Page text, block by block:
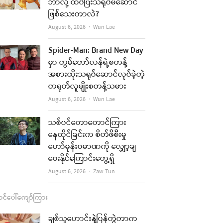
k
a
m
b
e
ဖြစ်သေးတာလဲ?
August 6, 2026 Author
Wun Lae
Spider-Man: Brand New Day
မှာ တွမ်ဟော်လန်ရဲ့စတန့်
အစားထိုးသရုပ်ဆောင်လုပ်ခဲ့တဲ့
တရုတ်လူမျိုးစတန့်သမား
August 6, 2026 Author
Wun Lae
သစ်ပင်တောတောင်ကြား
နေထိုင်ခြင်းက စိတ်ဖိစီးမှု
ဟော်မုန်းပမာဏကို လျှော့ချ
ပေးနိုင်ကြောင်းတွေ့ရှိ
August 6, 2026 Author
Zaw Tun
ပေါ်ကျော်ကြား
ချစ်သူဟောင်းနဲ့ပြန်တွဲတာက